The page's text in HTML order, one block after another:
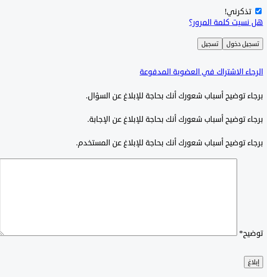
تذكرني!
هل نسيت كلمة المرور؟
تسجيل دخول تسجيل
الرجاء الاشتراك في العضوية المدفوعة
برجاء توضيح أسباب شعورك أنك بحاجة للإبلاغ عن السؤال.
برجاء توضيح أسباب شعورك أنك بحاجة للإبلاغ عن الإجابة.
برجاء توضيح أسباب شعورك أنك بحاجة للإبلاغ عن المستخدم.
توضيح*
إبلاغ